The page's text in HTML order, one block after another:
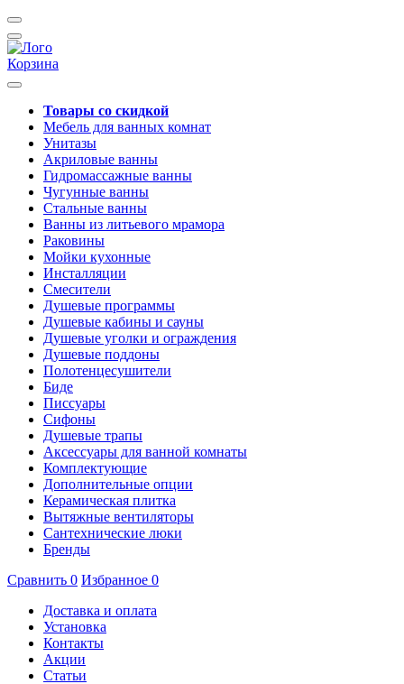
Корзина
Товары со скидкой
Мебель для ванных комнат
Унитазы
Акриловые ванны
Гидромассажные ванны
Чугунные ванны
Стальные ванны
Ванны из литьевого мрамора
Раковины
Мойки кухонные
Инсталляции
Смесители
Душевые программы
Душевые кабины и сауны
Душевые уголки и ограждения
Душевые поддоны
Полотенцесушители
Биде
Писсуары
Сифоны
Душевые трапы
Аксессуары для ванной комнаты
Комплектующие
Дополнительные опции
Керамическая плитка
Вытяжные вентиляторы
Сантехнические люки
Бренды
Сравнить 0 Избранное 0
Доставка и оплата
Установка
Контакты
Акции
Статьи